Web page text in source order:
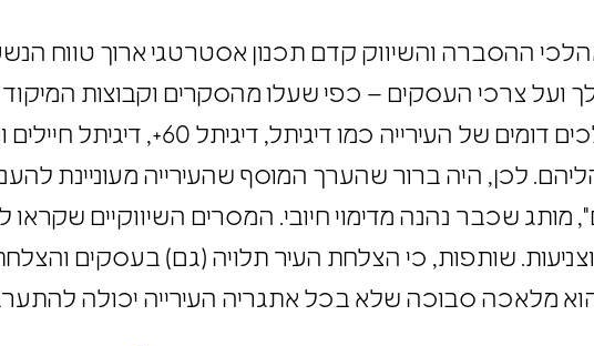
ההסברה והשיווק קדם תכנון אסטרטגי ארוך טווח
ועל צרכי העסקים – כפי שעלו מהסקרים וקבוצות
הצטרף לשורת מהלכים דומים של
לכן, היה ברור שהערך המוסף שהעירייה מעוניינת
מותג שכבר נהנה מדימוי חיובי. המסרים השיווקיים
שותפות, כי הצלחת העיר תלויה (גם) בעסקים
מלאכה סבוכה שלא בכל אתגריה העירייה יכולה